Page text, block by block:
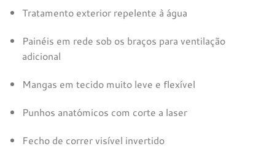
Tratamento exterior repelente à água
Painéis em rede sob os braços para ventilação
adicional
Mangas em tecido muito leve e flexível
Punhos anatómicos com corte a laser
Fecho de correr visível invertido